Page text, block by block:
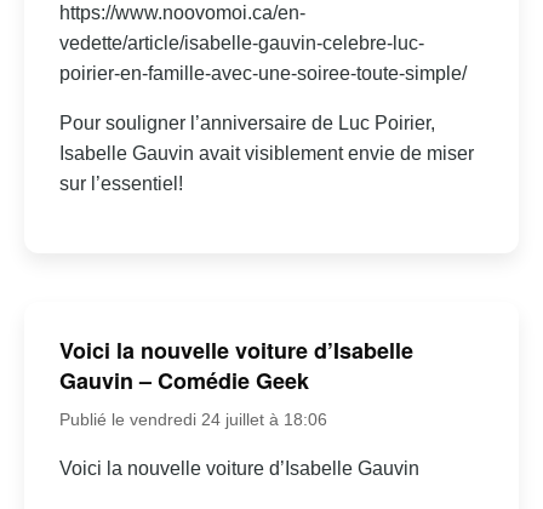
https://www.noovomoi.ca/en-
vedette/article/isabelle-gauvin-celebre-luc-
poirier-en-famille-avec-une-soiree-toute-simple/
Pour souligner l’anniversaire de Luc Poirier,
Isabelle Gauvin avait visiblement envie de miser
sur l’essentiel!
Voici la nouvelle voiture d’Isabelle
Gauvin – Comédie Geek
Publié le vendredi 24 juillet à 18:06
Voici la nouvelle voiture d’Isabelle Gauvin